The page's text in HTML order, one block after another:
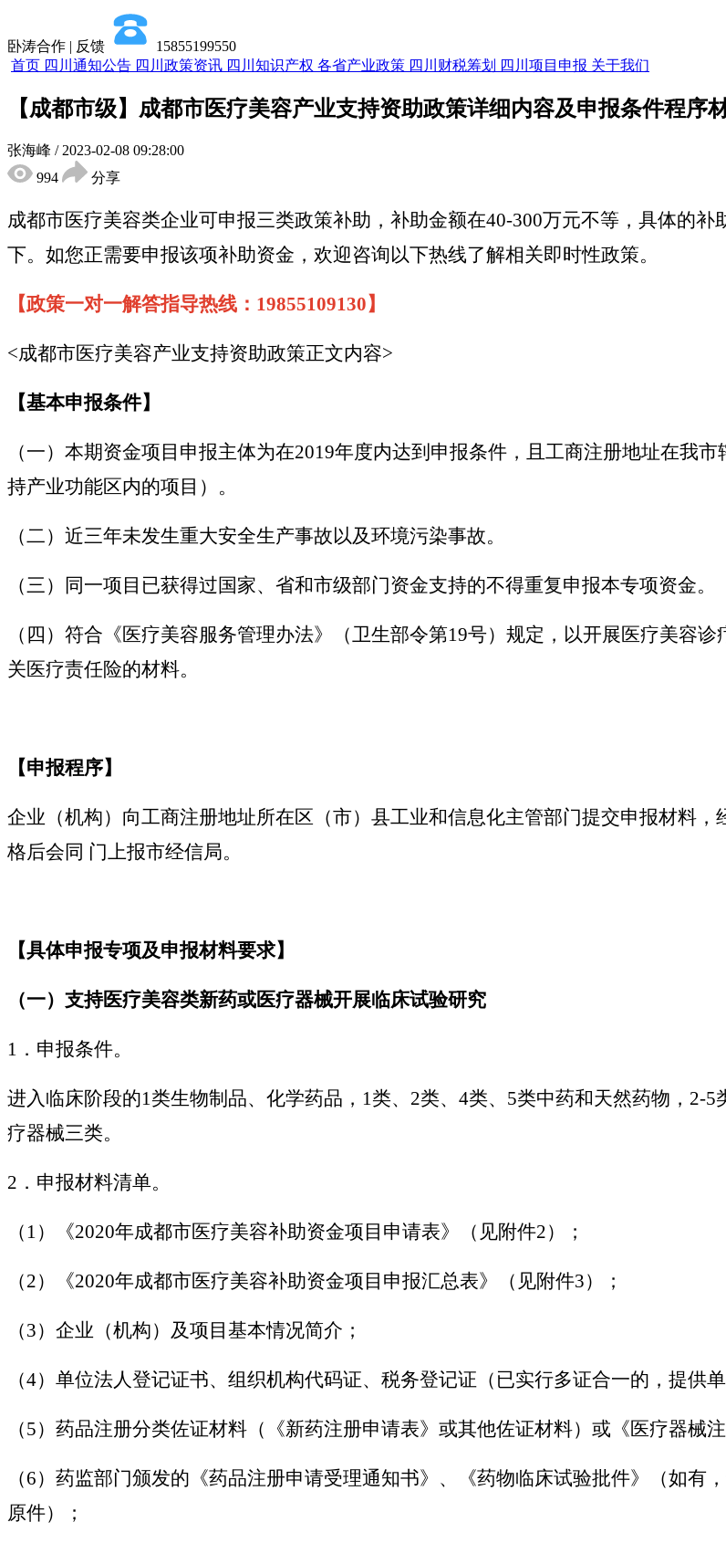
卧涛合作 | 反馈
15855199550
首页 四川通知公告 四川政策资讯 四川知识产权 各省产业政策 四川财税筹划 四川项目申报 关于我们
【成都市级】成都市医疗美容产业支持资助政策详细内容及申报条件程序
张海峰 / 2023-02-08 09:28:00
994
分享
成都市医疗美容类企业可申报三类政策补助，补助金额在40-300万元不等，具体的
下。如您正需要申报该项补助资金，欢迎咨询以下热线了解相关即时性政策。
【政策一对一解答指导热线：19855109130】
<成都市医疗美容产业支持资助政策正文内容>
【基本申报条件】
（一）本期资金项目申报主体为在2019年度内达到申报条件，且工商注册地址在我
持产业功能区内的项目）。
（二）近三年未发生重大安全生产事故以及环境污染事故。
（三）同一项目已获得过国家、省和市级部门资金支持的不得重复申报本专项资金。
（四）符合《医疗美容服务管理办法》（卫生部令第19号）规定，以开展医疗美容
关医疗责任险的材料。
【申报程序】
企业（机构）向工商注册地址所在区（市）县工业和信息化主管部门提交申报材料
格后会同 门上报市经信局。
【具体申报专项及申报材料要求】
（一）支持医疗美容类新药或医疗器械开展临床试验研究
1．申报条件。
进入临床阶段的1类生物制品、化学药品，1类、2类、4类、5类中药和天然药物，2-
疗器械三类。
2．申报材料清单。
（1）《2020年成都市医疗美容补助资金项目申请表》（见附件2）；
（2）《2020年成都市医疗美容补助资金项目申报汇总表》（见附件3）；
（3）企业（机构）及项目基本情况简介；
（4）单位法人登记证书、组织机构代码证、税务登记证（已实行多证合一的，提供
（5）药品注册分类佐证材料（《新药注册申请表》或其他佐证材料）或《医疗器械
（6）药监部门颁发的《药品注册申请受理通知书》、《药物临床试验批件》（如
原件）；